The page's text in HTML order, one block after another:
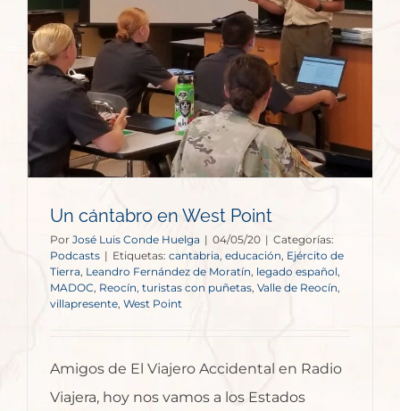
Un cántabro en West Point
Por José Luis Conde Huelga | 04/05/20 | Categorías:
Podcasts | Etiquetas: cantabria, educación Ejército de
Tierra, Leandro Fernández de Moratín legado español,
MADOC Reocín turistas con puñetas Valle de Reocín,
villapresente West Point
Amigos de El Viajero Accidental en Radio
Viajera, hoy nos vamos a los Estados